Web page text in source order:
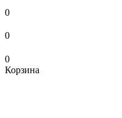
0
0
0
Корзина